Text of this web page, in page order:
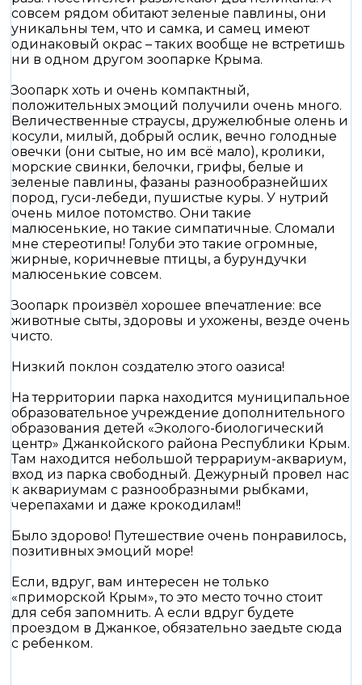
совсем рядом обитают зеленые павлины, они
уникальны тем, что и самка, и самец имеют
одинаковый окрас – таких вообще не встретишь
ни в одном другом зоопарке Крыма.
Зоопарк хоть и очень компактный,
положительных эмоций получили очень много.
Величественные страусы, дружелюбные олень и
косули, милый, добрый ослик, вечно голодные
овечки (они сытые, но им всё мало), кролики,
морские свинки, белочки, грифы, белые и
зеленые павлины, фазаны разнообразнейших
пород, гуси-лебеди, пушистые куры. У нутрий
очень милое потомство. Они такие
малюсенькие, но такие симпатичные. Сломали
мне стереотипы! Голуби это такие огромные,
жирные, коричневые птицы, а бурундучки
малюсенькие совсем.
Зоопарк произвёл хорошее впечатление: все
животные сыты, здоровы и ухожены, везде очень
чисто.
Низкий поклон создателю этого оазиса!
На территории парка находится муниципальное
образовательное учреждение дополнительного
образования детей «Эколого-биологический
центр» Джанкойского района Республики Крым.
Там находится небольшой террариум-аквариум,
вход из парка свободный. Дежурный провел нас
к аквариумам с разнообразными рыбками,
черепахами и даже крокодилам!!
Было здорово! Путешествие очень понравилось,
позитивных эмоций море!
Если, вдруг, вам интересен не только
«приморской Крым», то это место точно стоит
для себя запомнить. А если вдруг будете
проездом в Джанкое, обязательно заедьте сюда
с ребенком.